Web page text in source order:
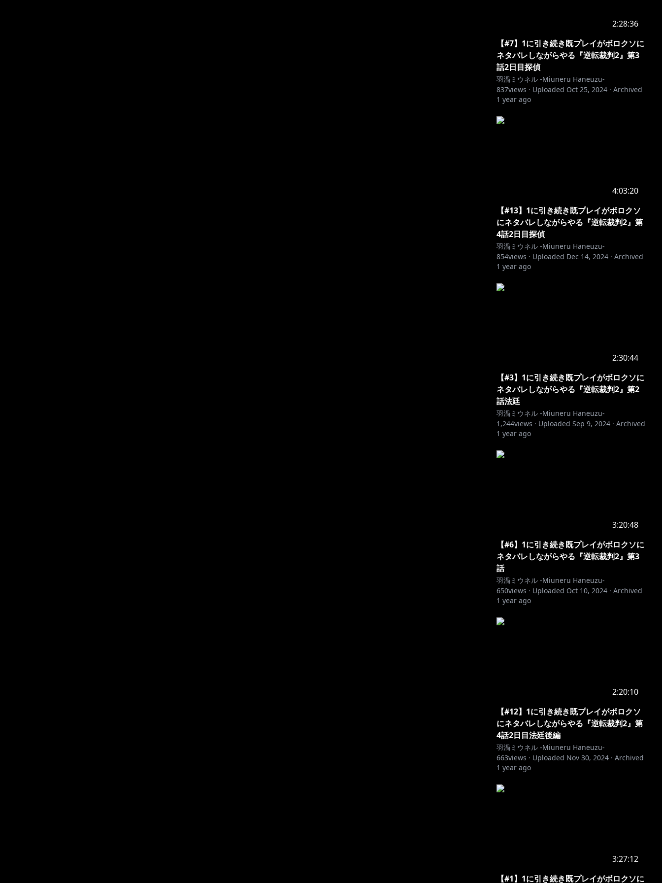
2:28:36
【#7】1に引き続き既プレイがボロクソに
ネタバレしながらやる『逆転裁判2』第3
話2日目探偵
羽渦ミウネル -Miuneru Haneuzu-
837views · Uploaded Oct 25, 2024 · Archived
1 year ago
4:03:20
【#13】1に引き続き既プレイがボロクソ
にネタバレしながらやる『逆転裁判2』第
4話2日目探偵
羽渦ミウネル -Miuneru Haneuzu-
854views · Uploaded Dec 14, 2024 · Archived
1 year ago
2:30:44
【#3】1に引き続き既プレイがボロクソに
ネタバレしながらやる『逆転裁判2』第2
話法廷
羽渦ミウネル -Miuneru Haneuzu-
1,244views · Uploaded Sep 9, 2024 · Archived
1 year ago
3:20:48
【#6】1に引き続き既プレイがボロクソに
ネタバレしながらやる『逆転裁判2』第3
話
羽渦ミウネル -Miuneru Haneuzu-
650views · Uploaded Oct 10, 2024 · Archived
1 year ago
2:20:10
【#12】1に引き続き既プレイがボロクソ
にネタバレしながらやる『逆転裁判2』第
4話2日目法廷後編
羽渦ミウネル -Miuneru Haneuzu-
663views · Uploaded Nov 30, 2024 · Archived
1 year ago
3:27:12
【#1】1に引き続き既プレイがボロクソに